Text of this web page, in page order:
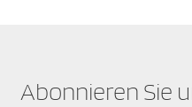
Abonnieren Sie